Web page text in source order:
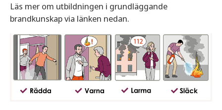
Läs mer om utbildningen i grundläggande
brandkunskap via länken nedan.